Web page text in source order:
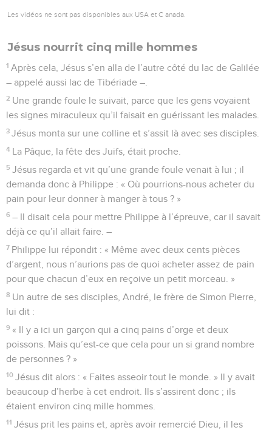
Les vidéos ne sont pas disponibles aux USA et C anada.
Jésus nourrit cinq mille hommes
1 Après cela, Jésus s’en alla de l’autre côté du lac de Galilée
– appelé aussi lac de Tibériade –.
2 Une grande foule le suivait, parce que les gens voyaient
les signes miraculeux qu’il faisait en guérissant les malades.
3 Jésus monta sur une colline et s’assit là avec ses disciples.
4 La Pâque, la fête des Juifs, était proche.
5 Jésus regarda et vit qu’une grande foule venait à lui ; il
demanda donc à Philippe : « Où pourrions-nous acheter du
pain pour leur donner à manger à tous ? »
6 – Il disait cela pour mettre Philippe à l’épreuve, car il savait
déjà ce qu’il allait faire. –
7 Philippe lui répondit : « Même avec deux cents pièces
d’argent, nous n’aurions pas de quoi acheter assez de pain
pour que chacun d’eux en reçoive un petit morceau. »
8 Un autre de ses disciples, André, le frère de Simon Pierre,
lui dit :
9 « Il y a ici un garçon qui a cinq pains d’orge et deux
poissons. Mais qu’est-ce que cela pour un si grand nombre
de personnes ? »
10 Jésus dit alors : « Faites asseoir tout le monde. » Il y avait
beaucoup d’herbe à cet endroit. Ils s’assirent donc ; ils
étaient environ cinq mille hommes.
11 Jésus prit les pains et, après avoir remercié Dieu, il les